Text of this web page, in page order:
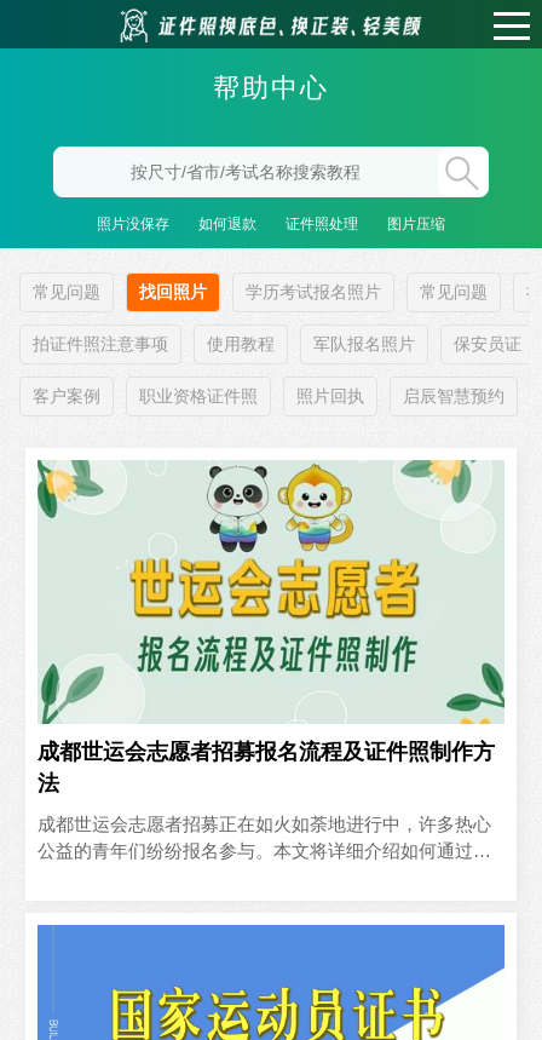
帮助中心
照片没保存 如何退款 证件照处理 图片压缩
常见问题 找回照片 学历考试报名照片 常见问题
拍证件照注意事项 使用教程 军队报名照片 保安员证
客户案例 职业资格证件照 照片回执 启辰智慧预约
成都世运会志愿者招募报名流程及证件照制作方
法
成都世运会志愿者招募正在如火如荼地进行中，许多热心
公益的青年们纷纷报名参与。本文将详细介绍如何通过官